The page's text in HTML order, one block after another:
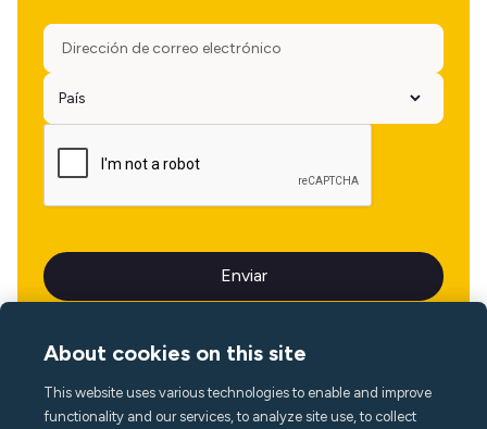
Idioma
About cookies on this site
This website uses various technologies to enable and improve
functionality and our services, to analyze site use, to collect